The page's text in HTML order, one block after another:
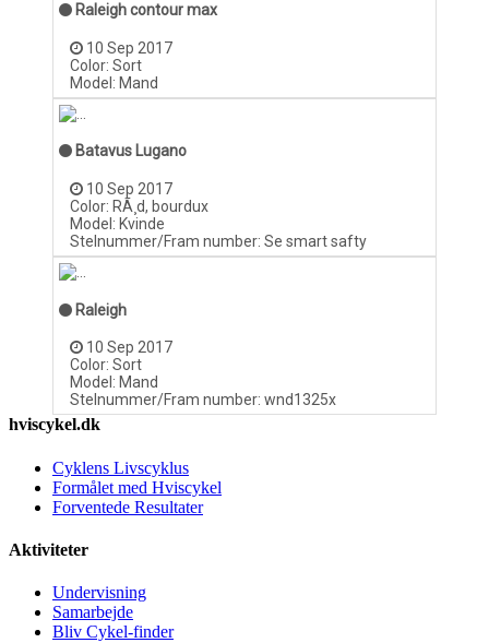
Raleigh contour max
10 Sep 2017
Color: Sort
Model: Mand
Batavus Lugano
10 Sep 2017
Color: RÃ¸d, bourdux
Model: Kvinde
Stelnummer/Fram number: Se smart safty
Raleigh
10 Sep 2017
Color: Sort
Model: Mand
Stelnummer/Fram number: wnd1325x
hviscykel.dk
Cyklens Livscyklus
Formålet med Hviscykel
Forventede Resultater
Aktiviteter
Undervisning
Samarbejde
Bliv Cykel-finder